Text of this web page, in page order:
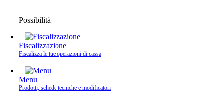
Possibilità
Fiscalizzazione
Fiscalizza le tue operazioni di cassa
Menu
Prodotti, schede tecniche e modificatori